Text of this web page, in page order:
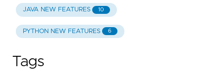
JAVA NEW FEATURES 10
PYTHON NEW FEATURES 6
Tags